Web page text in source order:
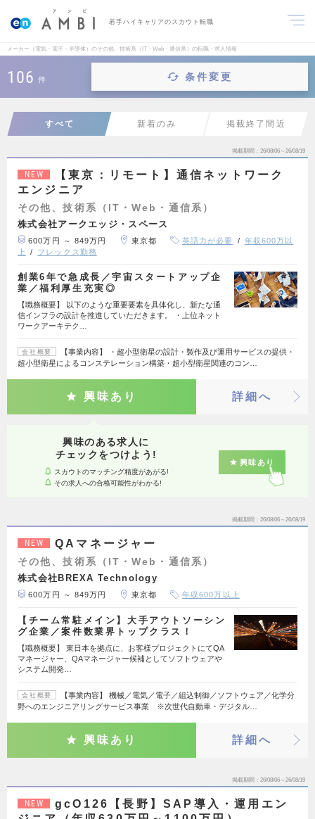
若手ハイキャリアのスカウト転職
メーカー（電気・電子・半導体）のその他、技術系（IT・Web・通信系）の転職・求人情報
106 件 条件変更
すべて 新着のみ 掲載終了間近
掲載期間 26/08/06～26/08/19
NEW
【東京：リモート】通信ネットワーク
エンジニア
その他、技術系（IT・Web・通信系）
株式会社アークエッジ・スペース
600万円 ～ 849万円 東京都 英語力が必要
年収600万以
上
フレックス勤務
創業6年で急成長／宇宙スタートアップ企
業／福利厚生充実◎
【職務概要】 以下のような重要要素を具体化し、新たな通
信インフラの設計を推進していただきます。 ・上位ネット
ワークアーキテク…
会社概要
【事業内容】 ・超小型衛星の設計・製作及び運用サービスの提供・
超小型衛星によるコンステレーション構築・超小型衛星関連のコン…
興味あり 詳細へ
興味のある求人に
チェックをつけよう!
スカウトのマッチング精度があがる!
その求人への合格可能性がわかる!
興味あり
掲載期間 26/08/06～26/08/19
NEW QAマネージャー
その他、技術系（IT・Web・通信系）
株式会社BREXA Technology
600万円 ～ 849万円 東京都 年収600万以上
【チーム常駐メイン】大手アウトソーシン
グ企業／案件数業界トップクラス！
【職務概要】 東日本を拠点に、お客様プロジェクトにてQA
マネージャー、QAマネージャー候補としてソフトウェアや
システム開発…
会社概要
【事業内容】 機械／電気／電子／組込制御／ソフトウェア／化学分
野へのエンジニアリングサービス事業 ※次世代自動車・デジタル…
興味あり 詳細へ
掲載期間 26/08/06～26/08/19
NEW
gcO126【長野】SAP導入・運用エン